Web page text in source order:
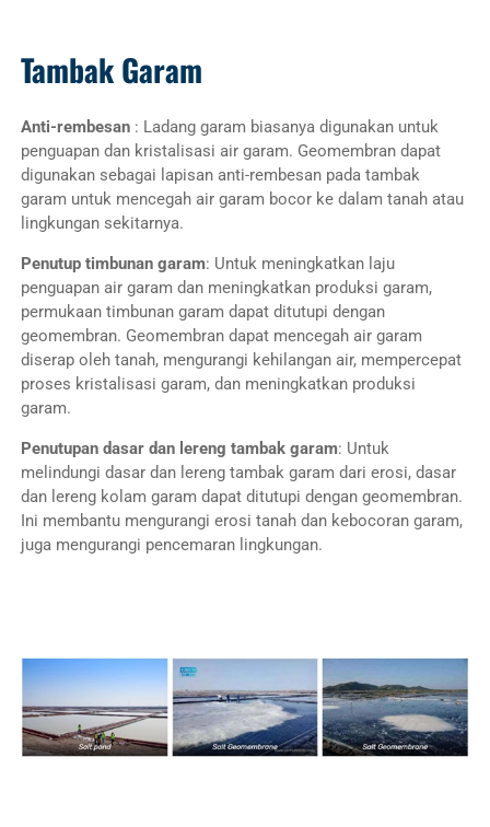
Tambak Garam
Anti-rembesan: Ladang garam biasanya digunakan untuk
penguapan dan kristalisasi air garam. Geomembran dapat
digunakan sebagai lapisan anti-rembesan pada tambak
garam untuk mencegah air garam bocor ke dalam tanah atau
lingkungan sekitarnya.
Penutup timbunan garam: Untuk meningkatkan laju
penguapan air garam dan meningkatkan produksi garam,
permukaan timbunan garam dapat ditutupi dengan
geomembran. Geomembran dapat mencegah air garam
diserap oleh tanah, mengurangi kehilangan air, mempercepat
proses kristalisasi garam, dan meningkatkan produksi
garam.
Penutupan dasar dan lereng tambak garam: Untuk
melindungi dasar dan lereng tambak garam dari erosi, dasar
dan lereng kolam garam dapat ditutupi dengan geomembran.
Ini membantu mengurangi erosi tanah dan kebocoran garam,
juga mengurangi pencemaran lingkungan.